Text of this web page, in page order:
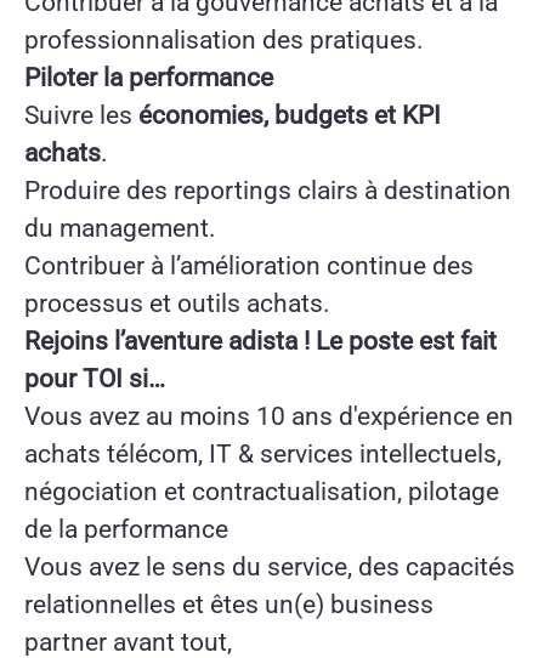
professionnalisation des pratiques.
Piloter la performance
Suivre les économies, budgets et KPI
achats.
Produire des reportings clairs à destination
du management.
Contribuer à l’amélioration continue des
processus et outils achats.
Rejoins l’aventure adista ! Le poste est fait
pour TOI si…
Vous avez au moins 10 ans d'expérience en
achats télécom, IT & services intellectuels,
négociation et contractualisation, pilotage
de la performance
Vous avez le sens du service, des capacités
relationnelles et êtes un(e) business
partner avant tout,